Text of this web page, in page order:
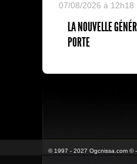
07/08/2026 à 12h18
LA NOUVELLE
PORTE
© 1997 - 2027 Ogcnissa.com © -